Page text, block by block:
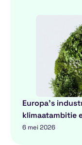
Europa’s
klimaatambitie
6 mei 2026